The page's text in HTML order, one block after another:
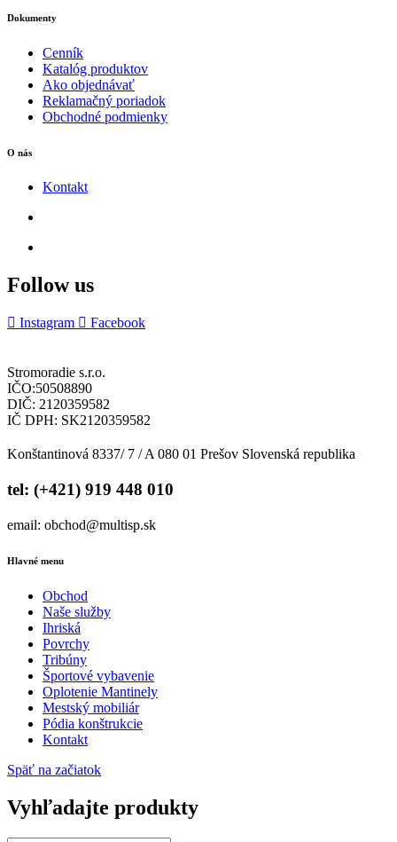
Dokumenty
Cenník
Katalóg produktov
Ako objednávať
Reklamačný poriadok
Obchodné podmienky
O nás
Kontakt
Follow us
Instagram Facebook
Stromoradie s.r.o.
IČO:50508890
DIČ: 2120359582
IČ DPH: SK2120359582
Konštantinová 8337/ 7 / A 080 01 Prešov Slovenská republika
tel: (+421) 919 448 010
email: obchod@multisp.sk
Hlavné menu
Obchod
Naše služby
Ihriská
Povrchy
Tribúny
Športové vybavenie
Oplotenie Mantinely
Mestský mobiliár
Pódia konštrukcie
Kontakt
Späť na začiatok
Vyhľadajte produkty